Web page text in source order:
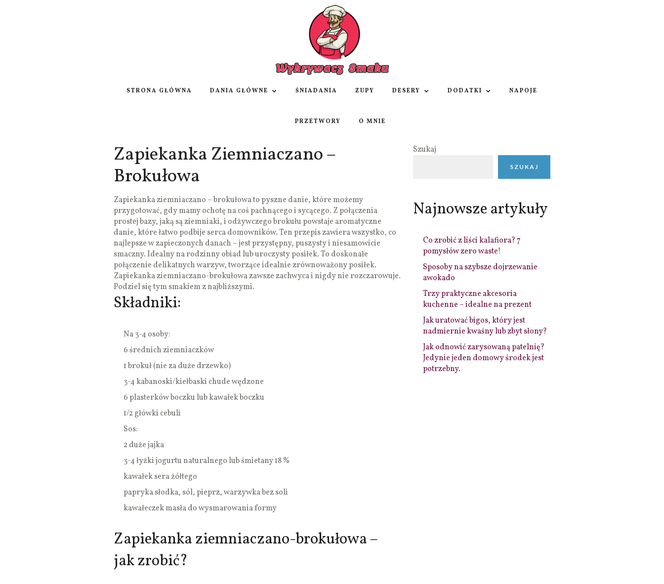
STRONA GŁÓWNA DANIA GŁÓWNE ŚNIADANIA ZUPY DESERY DODATKI NAPOJE
PRZETWORY O MNIE
Zapiekanka Ziemniaczano –
Brokułowa
Zapiekanka ziemniaczano – brokułowa to pyszne danie, które możemy
przygotować, gdy mamy ochotę na coś pachnącego i sycącego. Z połączenia
prostej bazy, jaką są ziemniaki, i odżywczego brokułu powstaje aromatyczne
danie, które łatwo podbije serca domowników. Ten przepis zawiera wszystko, co
najlepsze w zapieczonych danach – jest przystępny, puszysty i niesamowicie
smaczny. Idealny na rodzinny obiad lub uroczysty posiłek. To doskonałe
połączenie delikatnych warzyw, tworzące idealnie zrównoważony posiłek.
Zapiekanka ziemniaczano-brokułowa zawsze zachwyca i nigdy nie rozczarowuje.
Podziel się tym smakiem z najbliższymi.
Składniki:
Na 3-4 osoby:
6 średnich ziemniaczków
1 brokuł (nie za duże drzewko)
3-4 kabanoski/kiełbaski chude wędzone
6 plasterków boczku lub kawałek boczku
1/2 główki cebuli
Sos:
2 duże jajka
3-4 łyżki jogurtu naturalnego lub śmietany 18 %
kawałek sera żółtego
papryka słodka, sól, pieprz, warzywka bez soli
kawałeczek masła do wysmarowania formy
Zapiekanka ziemniaczano-brokułowa –
jak zrobić?
Szukaj
SZUKAJ
Najnowsze artykuły
Co zrobić z liści kalafiora? 7
pomysłów zero waste!
Sposoby na szybsze dojrzewanie
awokado
Trzy praktyczne akcesoria
kuchenne – idealne na prezent
Jak uratować bigos, który jest
nadmiernie kwaśny lub zbyt słony?
Jak odnowić zarysowaną patelnię?
Jedynie jeden domowy środek jest
potrzebny.